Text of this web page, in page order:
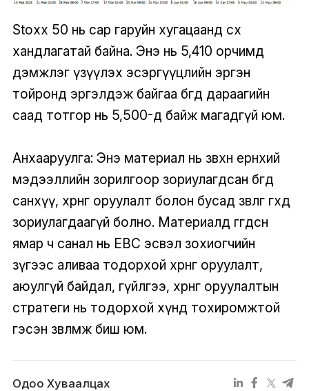
Stoxx 50 нь сар гаруйн хугацаанд өсөх
хандлагатай байна. Энэ нь 5,410 орчимд
дэмжлэг үзүүлэх эсэргүүцлийн эргэн
тойронд эргэлдэж байгаа бөгөөд дараагийн
саад тотгор нь 5,500-д байж магадгүй юм.
Анхааруулга: Энэ материал нь зөвхөн ерөнхий
мэдээллийн зорилгоор зориулагдсан бөгөөд
санхүү, хөрөнгө оруулалт болон бусад зөвлөгөө өгөхөд
зориулагдаагүй болно. Материалд өгөгдсөн
ямар ч санал нь EBC эсвэл зохиогчийн
зүгээс аливаа тодорхой хөрөнгө оруулалт,
аюулгүй байдал, гүйлгээ, хөрөнгө оруулалтын
стратеги нь тодорхой хүнд тохиромжтой
гэсэн зөвлөмж биш юм.
Одоо Хуваалцах